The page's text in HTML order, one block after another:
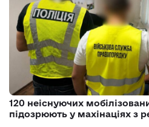
120 неіснуючих
підозрюють у махінаціях з